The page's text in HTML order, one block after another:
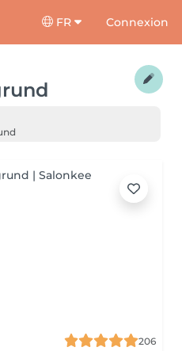
FR Connexion
206